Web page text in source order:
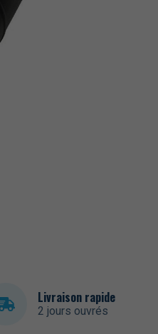
Livraison rapide
2 jours ouvrés